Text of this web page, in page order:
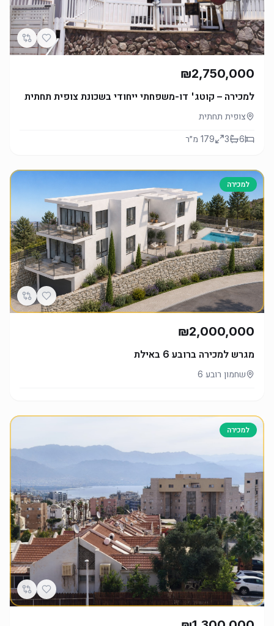
₪2,750,000
למכירה – קוטג' דו-משפחתי ייחודי בשכונת צופית תחתית
צופית תחתית
6
3
179 מ״ר
למכירה
₪2,000,000
מגרש למכירה ברובע 6 באילת
שחמון רובע 6
למכירה